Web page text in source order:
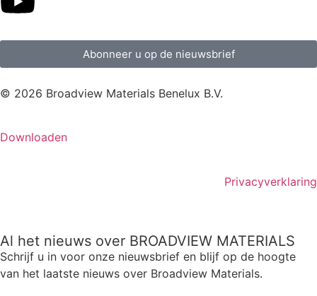
Abonneer u op de nieuwsbrief
© 2026 Broadview Materials Benelux B.V.
Downloaden
Privacyverklaring
Al het nieuws over BROADVIEW MATERIALS
Schrijf u in voor onze nieuwsbrief en blijf op de hoogte
van het laatste nieuws over Broadview Materials.